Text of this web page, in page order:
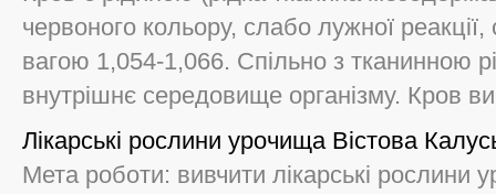
червоного кольору, слабо лужної
вагою 1,054-1,066. Спільно з тканинною
внутрішнє середовище організму. Кров
Лікарські рослини урочища Вістова
Мета роботи: вивчити лікарські рослини